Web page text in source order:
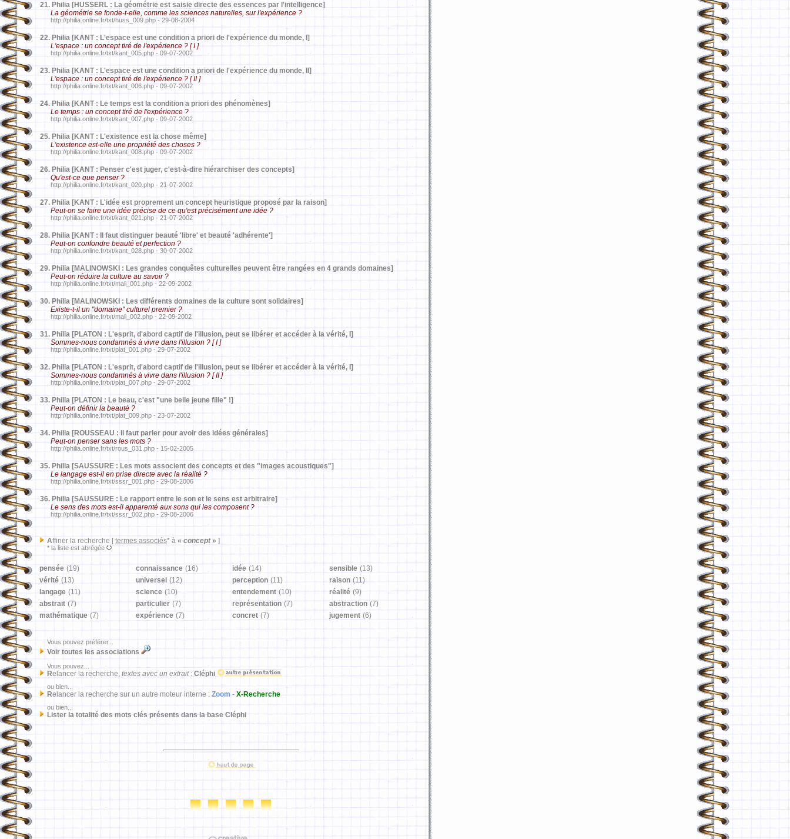
21. Philia [HUSSERL : La géométrie est saisie directe des essences par l'intelligence]
La géométrie se fonde-t-elle, comme les sciences naturelles, sur l'expérience ?
http://philia.online.fr/txt/huss_009.php - 29-08-2004
22. Philia [KANT : L'espace est une condition a priori de l'expérience du monde, I]
L'espace : un concept tiré de l'expérience ? [ I ]
http://philia.online.fr/txt/kant_005.php - 09-07-2002
23. Philia [KANT : L'espace est une condition a priori de l'expérience du monde, II]
L'espace : un concept tiré de l'expérience ? [ II ]
http://philia.online.fr/txt/kant_006.php - 09-07-2002
24. Philia [KANT : Le temps est la condition a priori des phénomènes]
Le temps : un concept tiré de l'expérience ?
http://philia.online.fr/txt/kant_007.php - 09-07-2002
25. Philia [KANT : L'existence est la chose même]
L'existence est-elle une propriété des choses ?
http://philia.online.fr/txt/kant_008.php - 09-07-2002
26. Philia [KANT : Penser c'est juger, c'est-à-dire hiérarchiser des concepts]
Qu'est-ce que penser ?
http://philia.online.fr/txt/kant_020.php - 21-07-2002
27. Philia [KANT : L'idée est proprement un concept heuristique proposé par la raison]
Peut-on se faire une idée précise de ce qu'est précisément une idée ?
http://philia.online.fr/txt/kant_021.php - 21-07-2002
28. Philia [KANT : Il faut distinguer beauté 'libre' et beauté 'adhérente']
Peut-on confondre beauté et perfection ?
http://philia.online.fr/txt/kant_028.php - 30-07-2002
29. Philia [MALINOWSKI : Les grandes conquêtes culturelles peuvent être rangées en 4 grands domaines]
Peut-on réduire la culture au savoir ?
http://philia.online.fr/txt/mali_001.php - 22-09-2002
30. Philia [MALINOWSKI : Les différents domaines de la culture sont solidaires]
Existe-t-il un "domaine" culturel premier ?
http://philia.online.fr/txt/mali_002.php - 22-09-2002
31. Philia [PLATON : L'esprit, d'abord captif de l'illusion, peut se libérer et accéder à la vérité, I]
Sommes-nous condamnés à vivre dans l'illusion ? [ I ]
http://philia.online.fr/txt/plat_001.php - 29-07-2002
32. Philia [PLATON : L'esprit, d'abord captif de l'illusion, peut se libérer et accéder à la vérité, I]
Sommes-nous condamnés à vivre dans l'illusion ? [ II ]
http://philia.online.fr/txt/plat_007.php - 29-07-2002
33. Philia [PLATON : Le beau, c'est "une belle jeune fille" !]
Peut-on définir la beauté ?
http://philia.online.fr/txt/plat_009.php - 23-07-2002
34. Philia [ROUSSEAU : Il faut parler pour avoir des idées générales]
Peut-on penser sans les mots ?
http://philia.online.fr/txt/rous_031.php - 15-02-2005
35. Philia [SAUSSURE : Les mots associent des concepts et des "images acoustiques"]
Le langage est-il en prise directe avec la réalité ?
http://philia.online.fr/txt/sssr_001.php - 29-08-2006
36. Philia [SAUSSURE : Le rapport entre le son et le sens est arbitraire]
Le sens des mots est-il apparenté aux sons qui les composent ?
http://philia.online.fr/txt/sssr_002.php - 29-08-2006
Affiner la recherche [ termes associés* à « concept» ]
* la liste est abrégée
pensée (19) connaissance (16) idée (14) sensible (13)
vérité (13) universel (12) perception (11) raison (11)
langage (11) science (10) entendement (10) réalité (9)
abstrait (7) particulier (7) représentation (7) abstraction (7)
mathématique (7) expérience (7) concret (7) jugement (6)
Vous pouvez préférer...
Voir toutes les associations
Vous pouvez...
Relancer la recherche, textes avec un extrait: Cléphi
ou bien...
Relancer la recherche sur un autre moteur interne : Zoom - X-Recherche
ou bien...
Lister la totalité des mots clés présents dans la base Cléphi